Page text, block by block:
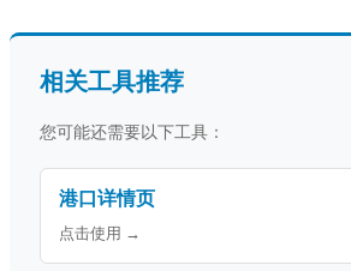
相关工具推荐
您可能还需要以下工具：
港口详情页
点击使用 →